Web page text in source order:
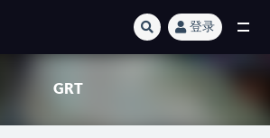
登录
GRT